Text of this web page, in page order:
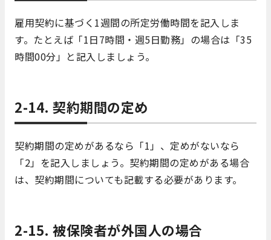
雇用契約に基づく1週間の所定労働時間を記入しま
す。たとえば「1日7時間・週5日勤務」の場合は「35
時間00分」と記入しましょう。
2-14. 契約期間の定め
契約期間の定めがあるなら「1」、定めがないなら
「2」を記入しましょう。契約期間の定めがある場合
は、契約期間についても記載する必要があります。
2-15. 被保険者が外国人の場合